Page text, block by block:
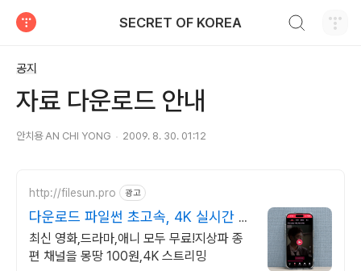
SECRET OF KOREA
공지
자료 다운로드 안내
안치용 AN CHI YONG 2009. 8. 30. 01:12
http://filesun.pro 광고
다운로드 파일썬 초고속, 4K 실시간 보
기!
최신 영화,드라마,애니 모두 무료!지상파 종
편 채널을 몽땅 100원,4K 스트리밍